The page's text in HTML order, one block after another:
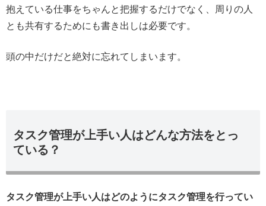
抱えている仕事をちゃんと把握するだけでなく、周りの人
とも共有するためにも書き出しは必要です。
頭の中だけだと絶対に忘れてしまいます。
タスク管理が上手い人はどんな方法をとっ
ている？
タスク管理が上手い人はどのようにタスク管理を行ってい